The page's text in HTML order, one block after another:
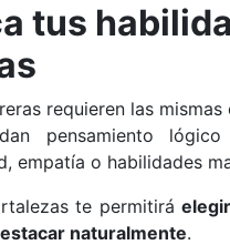
tus
requieren las mismas
pensamiento
empatía o habilidades
te permitirá
naturalmente.